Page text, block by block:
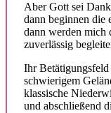
Aber Gott sei
dann beginnen die
dann werden mich
zuverlässig
Ihr
schwierigem
klassische
und abschließend